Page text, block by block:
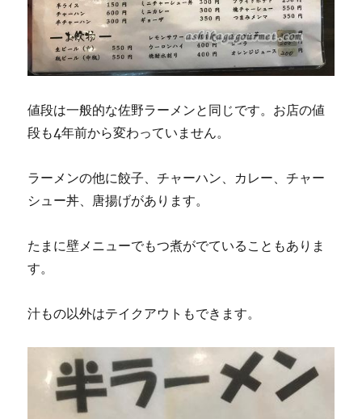
値段は一般的な佐野ラーメンと同じです。お店の値
段も4年前から変わっていません。
ラーメンの他に餃子、チャーハン、カレー、チャー
シュー丼、唐揚げがあります。
たまに壁メニューでもつ煮がでていることもありま
す。
汁もの以外はテイクアウトもできます。